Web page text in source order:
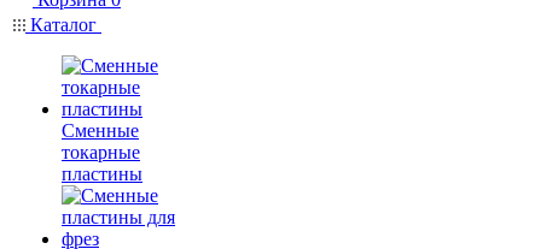
Каталог
Сменные
токарные
пластины